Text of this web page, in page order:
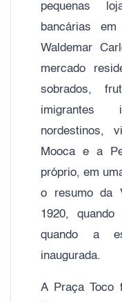
pequenas
bancárias
Waldemar
mercado
sobrados,
imigrantes
nordestinos,
Mooca e a
próprio, em
o resumo da
1920,
quando a
inaugurada.
A Praça Toco